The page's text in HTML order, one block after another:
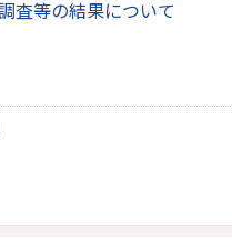
査等の結果について